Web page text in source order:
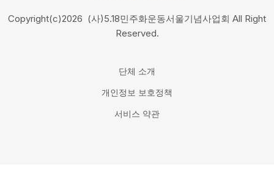
Copyright(c)2026 (사)5.18민주화운동서울기념사업회 All Right
Reserved.
단체 소개
개인정보 보호정책
서비스 약관